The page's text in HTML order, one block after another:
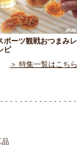
ポーツ観戦おつまみレ
ピ
＞ 特集一覧はこちら
品